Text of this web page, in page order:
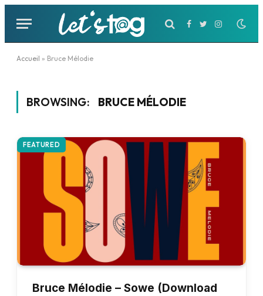
Facebook
TwitterInstagram
Accueil » Bruce Mélodie
BROWSING: BRUCE MÉLODIE
FEATURED
Bruce Mélodie – Sowe (Download